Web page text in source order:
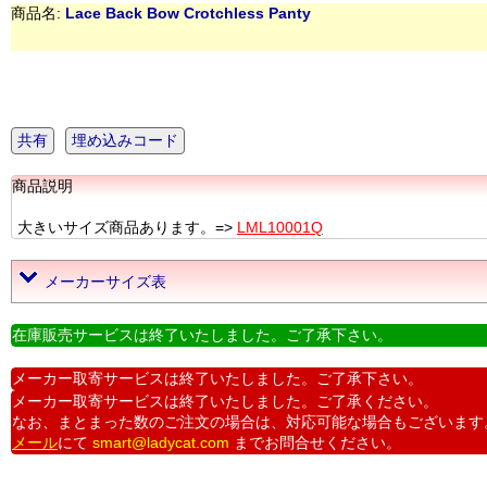
商品名: Lace Back Bow Crotchless Panty
共有 埋め込みコード
商品説明
大きいサイズ商品あります。=> LML10001Q
メーカーサイズ表
在庫販売サービスは終了いたしました。ご了承下さい。
メーカー取寄サービスは終了いたしました。ご了承下さい。
メーカー取寄サービスは終了いたしました。ご了承ください。
なお、まとまった数のご注文の場合は、対応可能な場合もございます
メールにて smart@ladycat.com までお問合せください。